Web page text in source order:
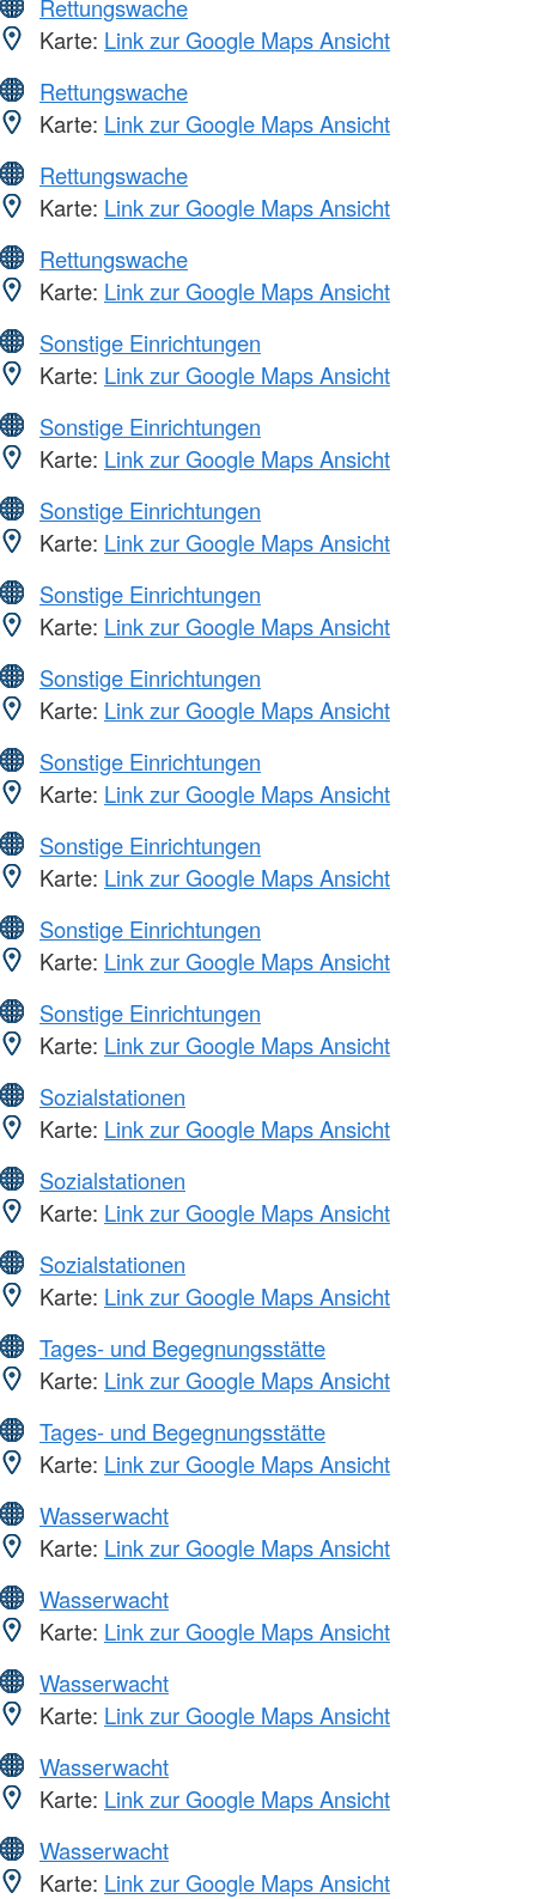
Rettungswache
Karte: Link zur Google Maps Ansicht
Rettungswache
Karte: Link zur Google Maps Ansicht
Rettungswache
Karte: Link zur Google Maps Ansicht
Rettungswache
Karte: Link zur Google Maps Ansicht
Sonstige Einrichtungen
Karte: Link zur Google Maps Ansicht
Sonstige Einrichtungen
Karte: Link zur Google Maps Ansicht
Sonstige Einrichtungen
Karte: Link zur Google Maps Ansicht
Sonstige Einrichtungen
Karte: Link zur Google Maps Ansicht
Sonstige Einrichtungen
Karte: Link zur Google Maps Ansicht
Sonstige Einrichtungen
Karte: Link zur Google Maps Ansicht
Sonstige Einrichtungen
Karte: Link zur Google Maps Ansicht
Sonstige Einrichtungen
Karte: Link zur Google Maps Ansicht
Sonstige Einrichtungen
Karte: Link zur Google Maps Ansicht
Sozialstationen
Karte: Link zur Google Maps Ansicht
Sozialstationen
Karte: Link zur Google Maps Ansicht
Sozialstationen
Karte: Link zur Google Maps Ansicht
Tages- und Begegnungsstätte
Karte: Link zur Google Maps Ansicht
Tages- und Begegnungsstätte
Karte: Link zur Google Maps Ansicht
Wasserwacht
Karte: Link zur Google Maps Ansicht
Wasserwacht
Karte: Link zur Google Maps Ansicht
Wasserwacht
Karte: Link zur Google Maps Ansicht
Wasserwacht
Karte: Link zur Google Maps Ansicht
Wasserwacht
Karte: Link zur Google Maps Ansicht